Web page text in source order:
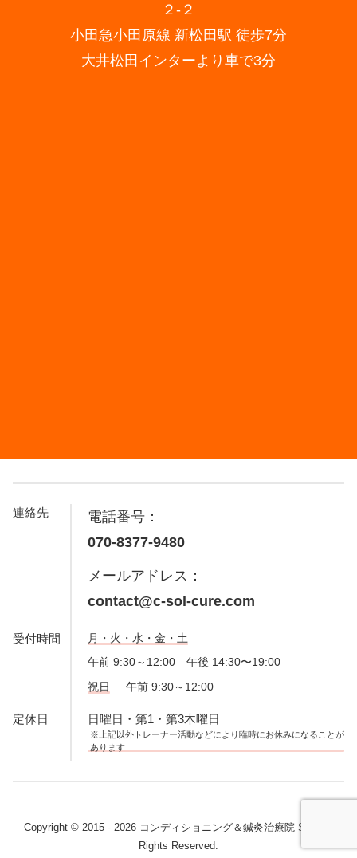
２-２
小田急小田原線 新松田駅 徒歩7分
大井松田インターより車で3分
連絡先
電話番号：
070-8377-9480
メールアドレス：
contact@c-sol-cure.com
受付時間
月・火・水・金・土
午前 9:30～12:00 午後 14:30〜19:00
祝日
午前 9:30～12:00
定休日 日曜日・第1・第3木曜日
※上記以外トレーナー活動などにより臨時にお休みになることが
あります
Copyright © 2015 - 2026 コンディショニング＆鍼灸治療院 SoL. All
Rights Reserved.